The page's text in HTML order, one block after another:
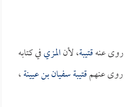
روى عنهقتيبة، لأنالمزيفي كتابه
روى عنهمقتيبةسفيان بن عيينة،